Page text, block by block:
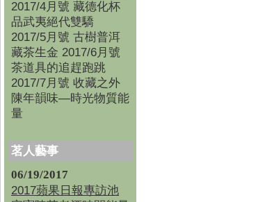
2017/4月號 藏德化杯
品武夷絕代雙驕
2017/5月號 古樹普洱
藏茶生金 2017/6月號
茶道具的追趕跑跳
2017/7月號 收藏之外
陳年韻味—時光物質能
量
茗人藝事
06/19/2017
2017蘋果日報專訪池